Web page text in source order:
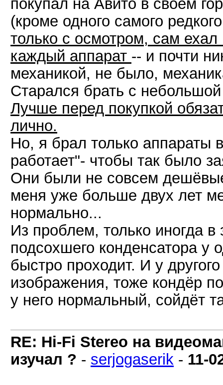
покупал на Авито в своём
(кроме одного самого
только с осмотром, сам
каждый аппарат -- и почти
механикой, не было,
Старался брать с
Лучше перед покупкой
лично.
Но, я брал только аппараты
работает"- чтобы так было
Они были не совсем
меня уже больше двух лет
нормально...
Из проблем, только иногда в
подсохшего конденсатора у
быстро проходит. И у
изображения, тоже кондёр
у него нормальный, сойдёт
RE: Hi-Fi Stereo на
изучал ? - serjogaserik - 11-